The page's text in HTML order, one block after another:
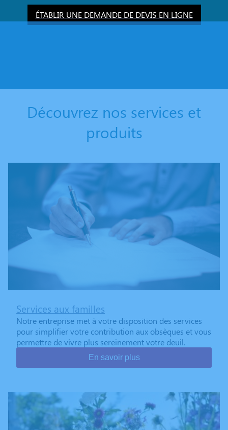
ÉTABLIR UNE DEMANDE DE DEVIS EN LIGNE
Découvrez nos services et
produits
Services aux familles
Notre entreprise met à votre disposition des services
pour simplifier votre contribution aux obsèques et vous
permettre de vivre plus sereinement votre deuil.
En savoir plus